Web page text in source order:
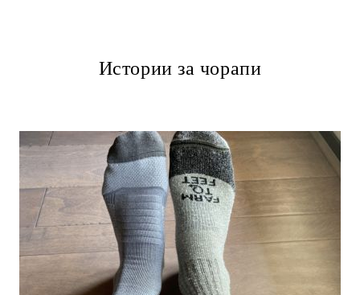
Истории за чорапи